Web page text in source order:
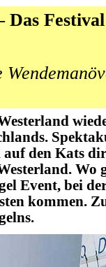
Das
den Kats
Wo
Event, bei
kommen.